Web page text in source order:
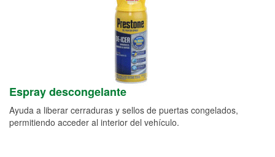
Espray descongelante
Ayuda a liberar cerraduras y sellos de puertas congelados,
permitiendo acceder al interior del vehículo.